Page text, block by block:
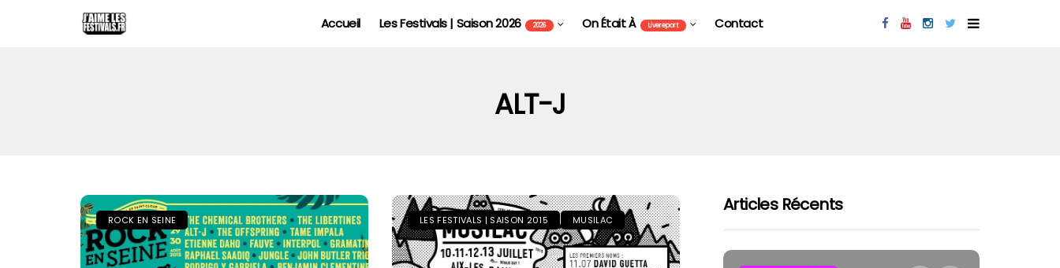
Accueil Les Festivals | Saison 2026 2026 On Était À Livereport Contact
ALT-J
ROCK EN SEINE LES FESTIVALS | SAISON 2015 MUSILAC
Articles Récents